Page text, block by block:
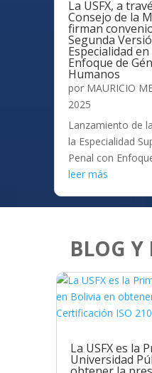
La USFX, a
Consejo de la
firman
Segunda
Especialidad
Enfoque de
Humanos
por MAURICIO
2025
Lanzamiento de
la Especialidad
Penal con
leer más
BLOG Y
La USFX es la
Universidad